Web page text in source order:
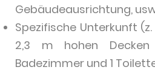
Gebäudeausrichtung,
Spezifische Unterkunft
2,3 m hohen
Badezimmer und 1